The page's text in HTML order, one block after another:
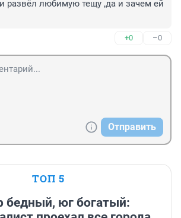
развёл любимую тещу ,да и зачем ей
+0 –0
Отправить
ТОП 5
бедный, юг богатый: